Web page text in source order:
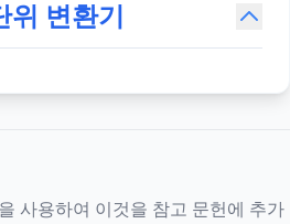
위 변환기
사용하여 이것을 참고 문헌에 추가